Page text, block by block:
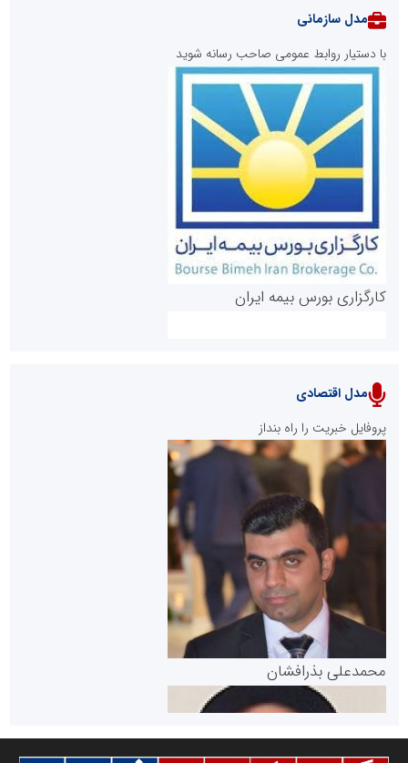
روابط عمومی خبرگزاری گزارش خبر
پایگاه خبری نهضت ملی مسکن
پایگاه خبری گفتمان یزد
مدل سازمانی
با دستیار روابط عمومی صاحب رسانه شوید
کارگزاری بورس بیمه ایران
سازمان بورس و اوراق بهادار
مرجع اخبار موثق در بازارسرمایه
مدل اقتصادی
پروفایل خبریت را راه بنداز
محمدعلی بذرافشان